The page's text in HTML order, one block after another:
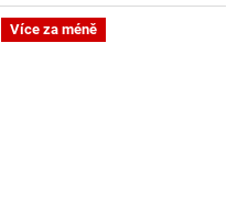
Více za méně